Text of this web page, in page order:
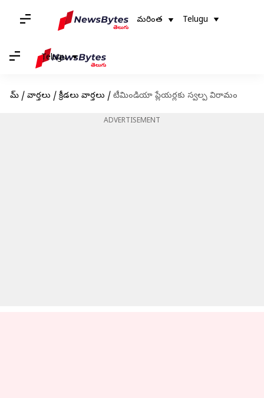
మరింత Telugu
Telugu
హోమ్ / వార్తలు / క్రీడలు వార్తలు / టీమిండియా ప్లేయర్లకు స్వల్ప విరామం
ADVERTISEMENT